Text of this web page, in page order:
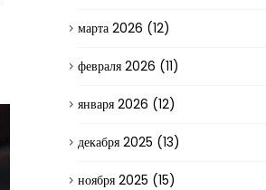
марта 2026 (12)
февраля 2026 (11)
января 2026 (12)
декабря 2025 (13)
ноября 2025 (15)